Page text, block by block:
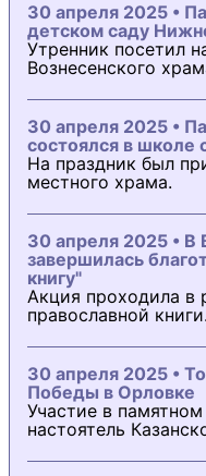
30 апреля 2025 •
детском саду
Утренник посетил
Вознесенского
30 апреля 2025 •
состоялся в школе
На праздник был
местного храма.
30 апреля 2025 • В
завершилась
книгу"
Акция проходила в
православной книги.
30 апреля 2025 •
Победы в Орловке
Участие в
настоятель